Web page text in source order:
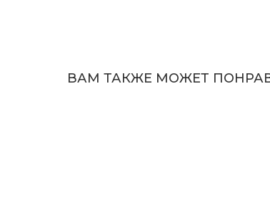
ВАМ ТАКЖЕ МОЖЕТ